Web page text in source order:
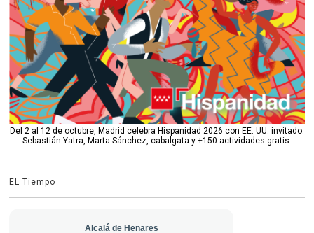
Del 2 al 12 de octubre, Madrid celebra Hispanidad 2026 con EE. UU. invitado:
Sebastián Yatra, Marta Sánchez, cabalgata y +150 actividades gratis.
EL Tiempo